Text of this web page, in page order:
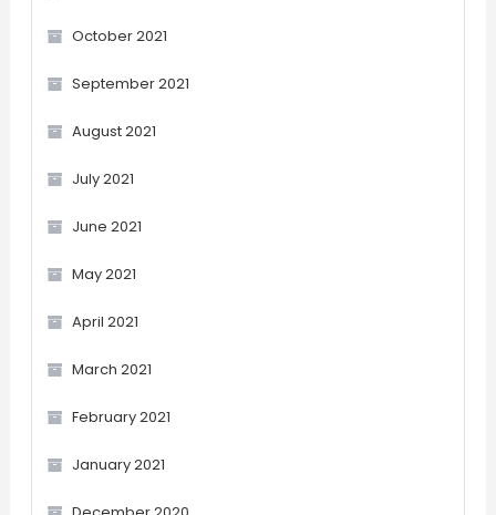
October 2021
September 2021
August 2021
July 2021
June 2021
May 2021
April 2021
March 2021
February 2021
January 2021